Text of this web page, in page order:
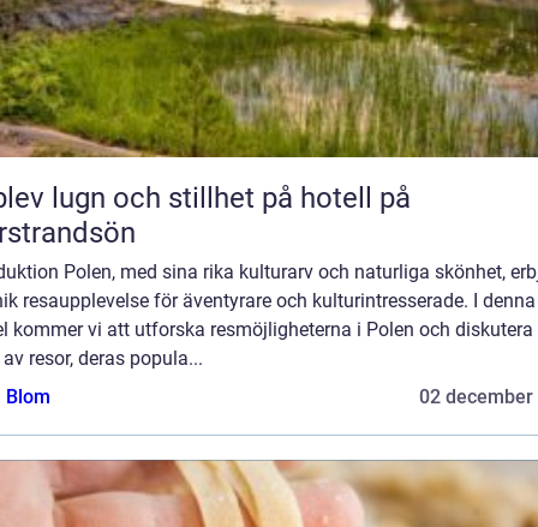
lugn och stillhet på hotell på
Polen, med sina rika kulturarv och naturliga skönhet,
resaupplevelse för äventyrare och kulturintresserade. I denna
kommer vi att utforska resmöjligheterna i Polen och
resor, deras popula...
Blom
02 december